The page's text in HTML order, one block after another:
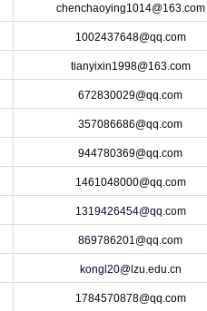
chenchaoying1014@163.com
1002437648@qq.com
tianyixin1998@163.com
672830029@qq.com
357086686@qq.com
944780369@qq.com
1461048000@qq.com
1319426454@qq.com
869786201@qq.com
kongl20@lzu.edu.cn
1784570878@qq.com